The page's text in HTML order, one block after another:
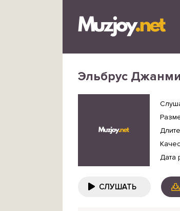
Эльбрус
Дата
СЛУШАТЬ